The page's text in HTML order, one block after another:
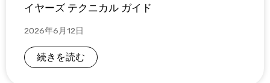
イヤーズ テクニカル ガイド
2026年6月12日
続きを読む